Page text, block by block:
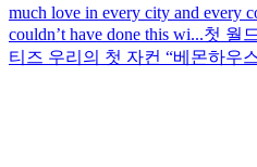
much love in every city and every
couldn’t have done this wi...첫 월
티즈 우리의 첫 자컨 “베몬하우